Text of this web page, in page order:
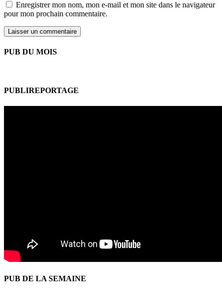
Enregistrer mon nom, mon e-mail et mon site dans le navigateur
pour mon prochain commentaire.
PUB DU MOIS
PUBLIREPORTAGE
PUB DE LA SEMAINE